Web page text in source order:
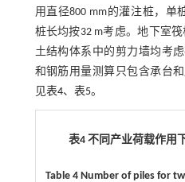
用直径800 mm的灌注桩，单
桩长均按32 m考虑。地下室
土结构体系中的剪力墙均考
和钢筋用量测算只包含承台
见表4、 表5。
表4 不同产业荷载作用
Table 4 Number of piles for